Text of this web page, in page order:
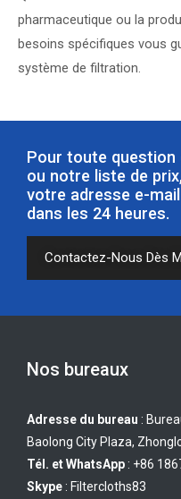
pharmaceutique ou la
besoins spécifiques vous
système de filtration.
Pour toute
ou notre liste de
votre adresse e-
dans les 24 heures.
Contactez-Nous Dès
Nos bureaux
Adresse du bureau :
Baolong City Plaza,
Tél. et WhatsApp : +86
Skype : Filtercloths83